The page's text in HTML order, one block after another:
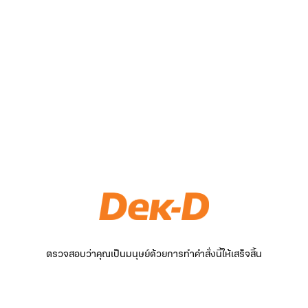
ตรวจสอบว่าคุณเป็นมนุษย์ด้วยการทำคำสั่งนี้ให้เสร็จสิ้น